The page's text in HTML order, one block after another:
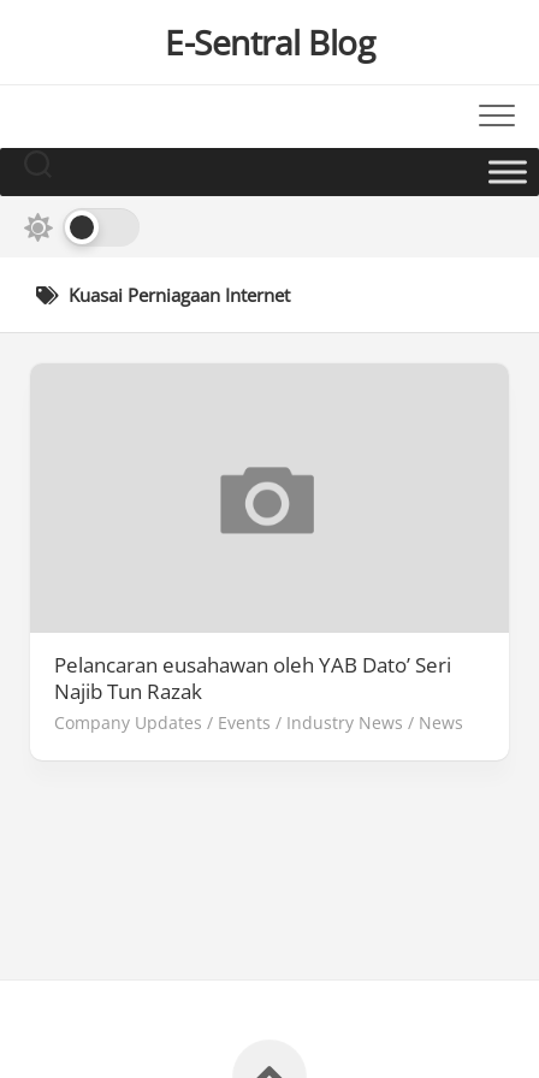
E-Sentral Blog
Kuasai Perniagaan Internet
Pelancaran eusahawan oleh YAB Dato’ Seri
Najib Tun Razak
Company Updates / Events / Industry News / News